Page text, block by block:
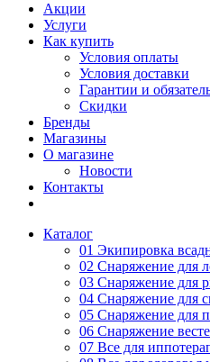
Акции
Услуги
Как купить
Условия оплаты
Условия доставки
Гарантии и
Скидки
Бренды
Магазины
О магазине
Новости
Контакты
Каталог
01 Экипировка
02 Снаряжение для
03 Снаряжение для
04 Снаряжение для
05 Снаряжение для
06 Снаряжение
07 Все для